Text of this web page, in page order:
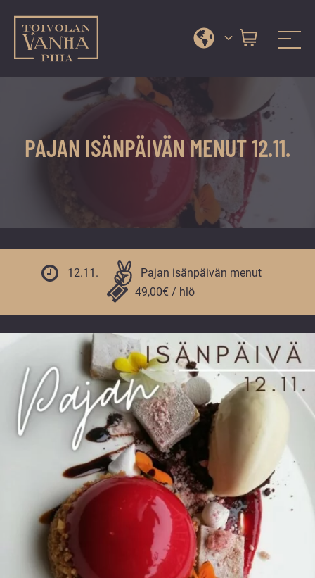
Toivolan vanha piha
kauneimmassa
palvelut
hetkiä
vuoden.
PAJAN ISÄNPÄIVÄN MENUT 12.11.
12.11.
Pajan isänpäivän menut
49,00€ / hlö